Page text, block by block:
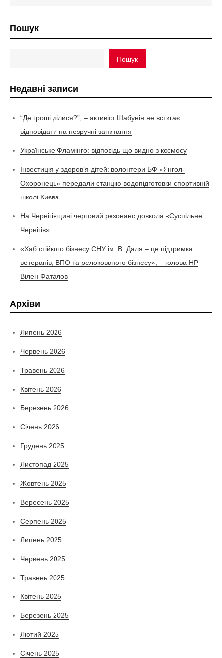
Пошук
Пошук
Недавні записи
“Де гроші ділися?”, – активіст Шабунін не встигає
відповідати на незручні запитання
Українське Фламінго: відповідь що видно з космосу
Інвестиція у здоров’я дітей: волонтери БФ «Янгол-
Охоронець» передали станцію водопідготовки спортивній
школі Києва
На Чернігівщині черговий резонанс довкола «Суспільне
Чернігів»
«Хаб стійкого бізнесу СНУ ім. В. Даля – це підтримка
ветеранів, ВПО та релокованого бізнесу», – голова НР
Вілен Фаталов
Архіви
Липень 2026
Червень 2026
Травень 2026
Квітень 2026
Березень 2026
Січень 2026
Грудень 2025
Листопад 2025
Жовтень 2025
Вересень 2025
Серпень 2025
Липень 2025
Червень 2025
Травень 2025
Квітень 2025
Березень 2025
Лютий 2025
Січень 2025